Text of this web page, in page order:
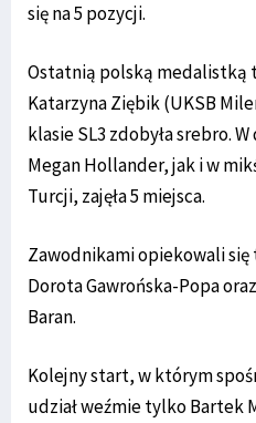
się na 5 pozycji.
Ostatnią polską medalistką
Katarzyna Ziębik (UKSB
klasie SL3 zdobyła srebro.
Megan Hollander, jak i w
Turcji, zajęła 5 miejsca.
Zawodnikami opiekowali się
Dorota Gawrońska-Popa
Baran.
Kolejny start, w którym
udział weźmie tylko Bartek